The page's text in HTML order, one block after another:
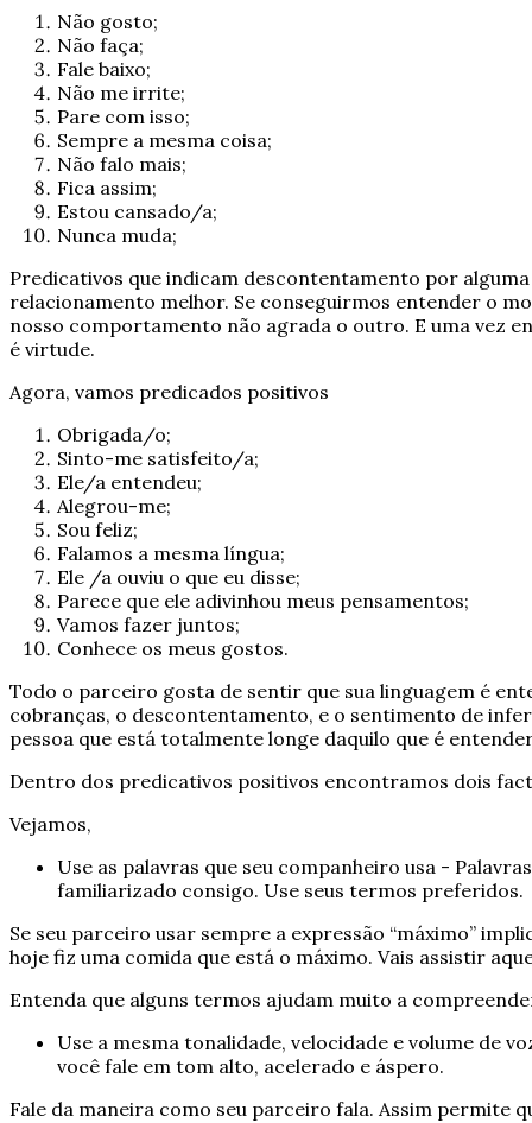
Não gosto;
Não faça;
Fale baixo;
Não me irrite;
Pare com isso;
Sempre a mesma coisa;
Não falo mais;
Fica assim;
Estou cansado/a;
Nunca muda;
Predicativos que indicam descontentamento por
relacionamento melhor. Se conseguirmos entender o
nosso comportamento não agrada o outro. E uma vez
é virtude.
Agora, vamos predicados positivos
Obrigada/o;
Sinto-me satisfeito/a;
Ele/a entendeu;
Alegrou-me;
Sou feliz;
Falamos a mesma língua;
Ele /a ouviu o que eu disse;
Parece que ele adivinhou meus pensamentos;
Vamos fazer juntos;
Conhece os meus gostos.
Todo o parceiro gosta de sentir que sua linguagem é
cobranças, o descontentamento, e o sentimento de
pessoa que está totalmente longe daquilo que é
Dentro dos predicativos positivos encontramos dois
Vejamos,
Use as palavras que seu companheiro usa -
familiarizado consigo. Use seus termos preferidos.
Se seu parceiro usar sempre a expressão “máximo”
hoje fiz uma comida que está o máximo. Vais assistir
Entenda que alguns termos ajudam muito a
Use a mesma tonalidade, velocidade e volume de
você fale em tom alto, acelerado e áspero.
Fale da maneira como seu parceiro fala. Assim permite